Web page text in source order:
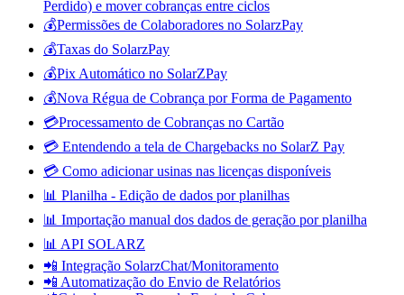
Perdido) e mover cobranças entre ciclos
💰Permissões de Colaboradores no SolarzPay
💰Taxas do SolarzPay
💰Pix Automático no SolarZPay
💰Nova Régua de Cobrança por Forma de Pagamento
💳Processamento de Cobranças no Cartão
💳 Entendendo a tela de Chargebacks no SolarZ Pay
💳 Como adicionar usinas nas licenças disponíveis
📊 Planilha - Edição de dados por planilhas
📊 Importação manual dos dados de geração por planilha
📊 API SOLARZ
📲 Integração SolarzChat/Monitoramento
📲 Automatização do Envio de Relatórios